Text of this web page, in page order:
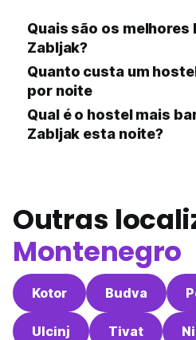
Quais são os melhores
Zabljak?
Quanto custa um
por noite
Qual é o hostel mais
Zabljak esta noite?
Outras
Montenegro
Kotor Budva
Ulcinj Tivat